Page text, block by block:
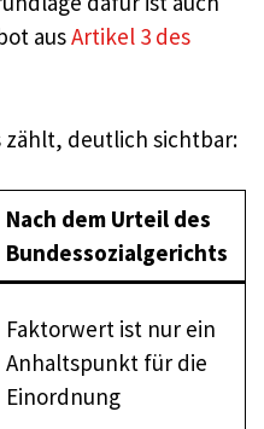
ausArtikel 3 des
zählt, deutlich sichtbar:
Nach dem Urteil des
Bundessozialgerichts
Faktorwert ist nur ein
Anhaltspunkt für die
Einordnung